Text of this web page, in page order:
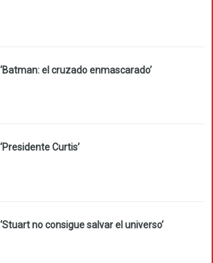
el cruzado enmascarado’
Curtis’
no consigue salvar el universo’